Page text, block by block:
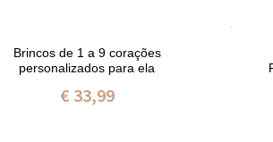
Brincos de 1 a 9 corações
personalizados para ela
€ 33,99